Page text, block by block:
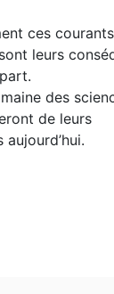
ces
leurs
des
de leurs